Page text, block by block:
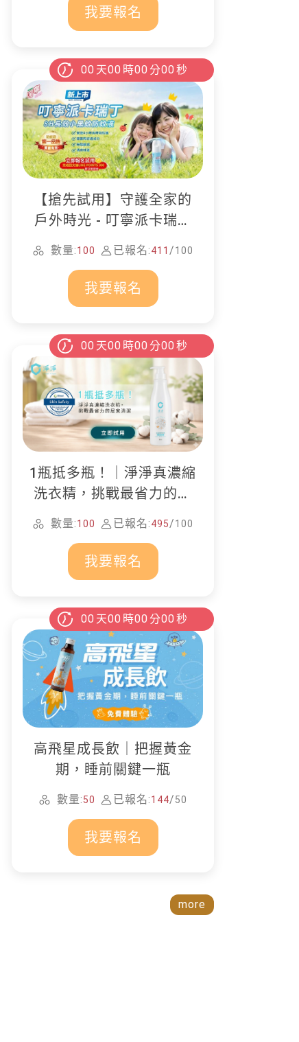
我要報名
00 天00 時00 分00 秒
【搶先試用】守護全家的
戶外時光 - 叮寧派卡瑞丁
防蚊液
數量:100 已報名:411 /100
我要報名
00 天00 時00 分00 秒
1瓶抵多瓶！｜淨淨真濃縮
洗衣精，挑戰最省力的居
家清潔
數量:100 已報名:495/100
我要報名
00 天00 時00 分00 秒
高飛星成長飲｜把握黃金
期，睡前關鍵一瓶
數量:50 已報名:144/50
我要報名
more